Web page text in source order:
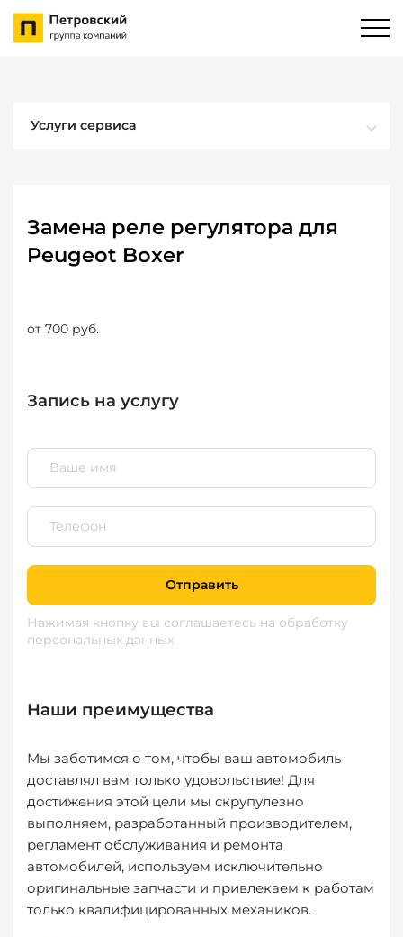
Услуги сервиса
Замена реле регулятора для
Peugeot Boxer
от 700 руб.
Запись на услугу
Отправить
Нажимая кнопку вы соглашаетесь на обработку
персональных данных
Наши преимущества
Мы заботимся о том, чтобы ваш автомобиль
доставлял вам только удовольствие! Для
достижения этой цели мы скрупулезно
выполняем, разработанный производителем,
регламент обслуживания и ремонта
автомобилей, используем исключительно
оригинальные запчасти и привлекаем к работам
только квалифицированных механиков.